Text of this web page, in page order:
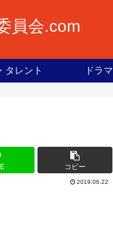
員会.com
タレント ドラマ
コピー
2019.06.22